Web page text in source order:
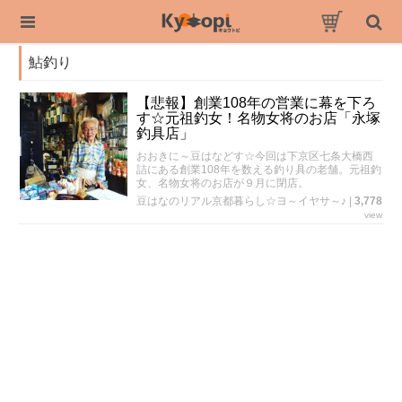
鮎釣り
【悲報】創業108年の営業に幕を下ろ
す☆元祖釣女！名物女将のお店「永塚
釣具店」
おおきに～豆はなどす☆今回は下京区七条大橋西
詰にある創業108年を数える釣り具の老舗。元祖釣
女、名物女将のお店が９月に閉店。
豆はなのリアル京都暮らし☆ヨ～イヤサ～♪
3,778
view